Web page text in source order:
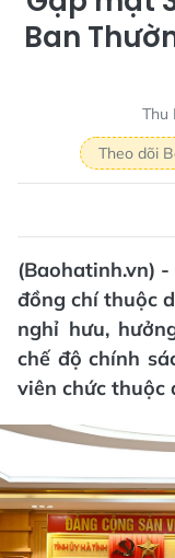
Ban
Thu
Theo dõi
(Baohatinh.vn)
đồng chí thuộc
nghỉ hưu,
chế độ chính
viên chức thuộc